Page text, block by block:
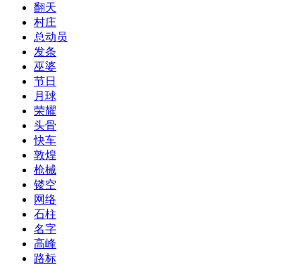
翻天
村庄
总动员
发条
巫婆
节日
月球
荣耀
头骨
快车
敦煌
枪械
镂空
网络
石柱
名字
高峰
路标